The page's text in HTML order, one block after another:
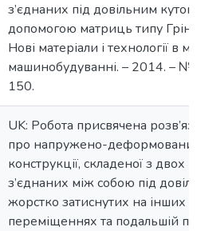
з’єднаних під довільним кутом,
допомогою матриць типу
Нові матеріали і технології в
машинобудуванні. – 2014. – №
150.
UK: Робота присвячена
про напружено-деформований
конструкції, складеної з двох
з’єднаних між собою під
жорстко затиснутих на інших
переміщеннях та подальшій